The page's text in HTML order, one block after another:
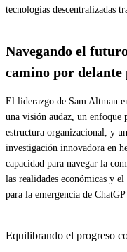
tecnologías descentralizadas
Navegando el
camino por
El liderazgo de Sam Altman
una visión audaz, un
estructura organizacional, y
investigación innovadora en
capacidad para navegar la
las realidades económicas y
para la emergencia de
Equilibrando el progreso